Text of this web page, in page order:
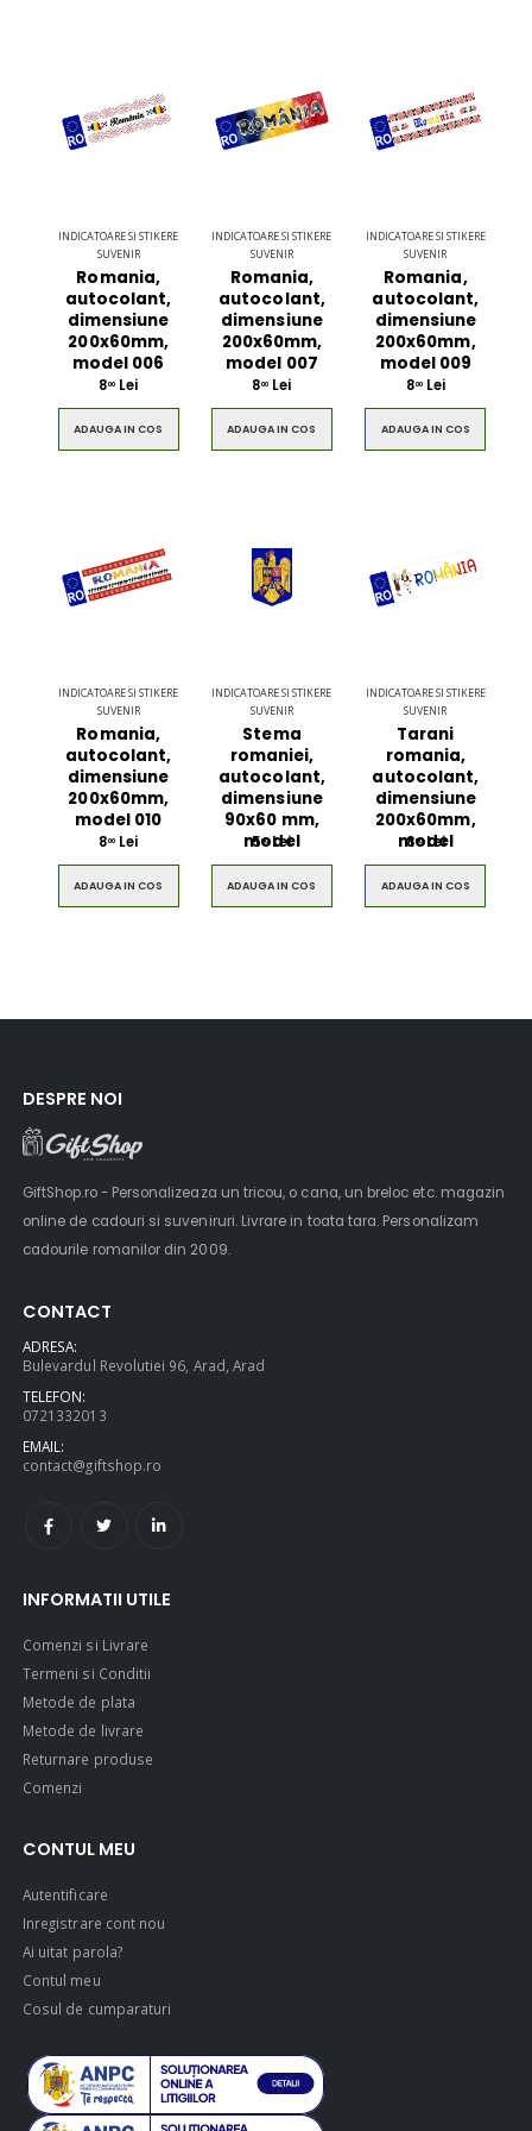
INDICATOARE SI STIKERE
SUVENIR
Romania,
autocolant,
dimensiune
200x60mm,
model 006
800 Lei
ADAUGA IN COS
INDICATOARE SI STIKERE
SUVENIR
Romania,
autocolant,
dimensiune
200x60mm,
model 007
800 Lei
ADAUGA IN COS
INDICATOARE SI STIKERE
SUVENIR
Romania,
autocolant,
dimensiune
200x60mm,
model 009
800Lei
ADAUGA IN COS
INDICATOARE SI STIKERE
SUVENIR
Romania,
autocolant,
dimensiune
200x60mm,
model 010
800 Lei
ADAUGA IN COS
INDICATOARE SI STIKERE
SUVENIR
Stema
romaniei,
autocolant,
dimensiune
90x60 mm,
model
500Lei
ADAUGA IN COS
INDICATOARE SI STIKERE
SUVENIR
Tarani
romania,
autocolant,
dimensiune
200x60mm,
model
800Lei
ADAUGA IN COS
DESPRE NOI
GiftShop.ro - Personalizeaza un tricou, o cana, un breloc etc. magazin
online de cadouri si suveniruri. Livrare in toata tara. Personalizam
cadourile romanilor din 2009.
CONTACT
ADRESA:
Bulevardul Revolutiei 96, Arad, Arad
TELEFON:
0721332013
EMAIL:
contact@giftshop.ro
INFORMATII UTILE
Comenzi si Livrare
Termeni si Conditii
Metode de plata
Metode de livrare
Returnare produse
Comenzi
CONTUL MEU
Autentificare
Inregistrare cont nou
Ai uitat parola?
Contul meu
Cosul de cumparaturi